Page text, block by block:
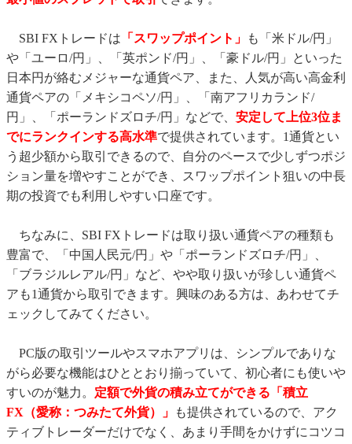
SBI FXトレードは 「スワップポイント」
も「米ドル/円」
や「ユーロ/円」、「英ポンド/円」、「豪ドル/円」といった
日本円が絡むメジャーな通貨ペア、また、人気が高い高金利
通貨ペアの「メキシコペソ/円」、「南アフリカランド/
円」、「ポーランドズロチ/円」などで、 安定して上位3位ま
でにランクインする高水準で提供されています。1通貨とい
う超少額から取引できるので、自分のペースで少しずつポジ
ション量を増やすことができ、スワップポイント狙いの中長
期の投資でも利用しやすい口座です。
ちなみに、SBI FXトレードは取り扱い通貨ペアの種類も
豊富で、「中国人民元/円」や「ポーランドズロチ/円」、
「ブラジルレアル/円」など、やや取り扱いが珍しい通貨ペ
アも1通貨から取引できます。興味のある方は、あわせてチ
ェックしてみてください。
PC版の取引ツールやスマホアプリは、シンプルでありな
がら必要な機能はひととおり揃っていて、初心者にも使いや
すいのが魅力。 定額で外貨の積み立てができる「積立
FX（愛称：つみたて外貨）」
も提供されているので、アク
ティブトレーダーだけでなく、あまり手間をかけずにコツコ